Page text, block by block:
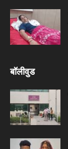
बॉलीवुड